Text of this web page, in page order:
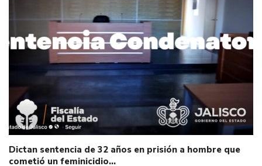
Dictan sentencia de 32 años en prisión a hombre que
cometió un feminicidio…